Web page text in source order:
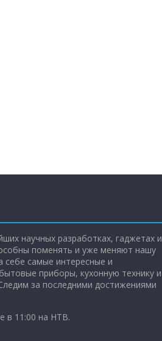
научных разработках, гаджетах и
поменять и уже меняют нашу
самые интересные и
приборы, кухонную технику и
за последними достижениями
в 11:00 на НТВ.